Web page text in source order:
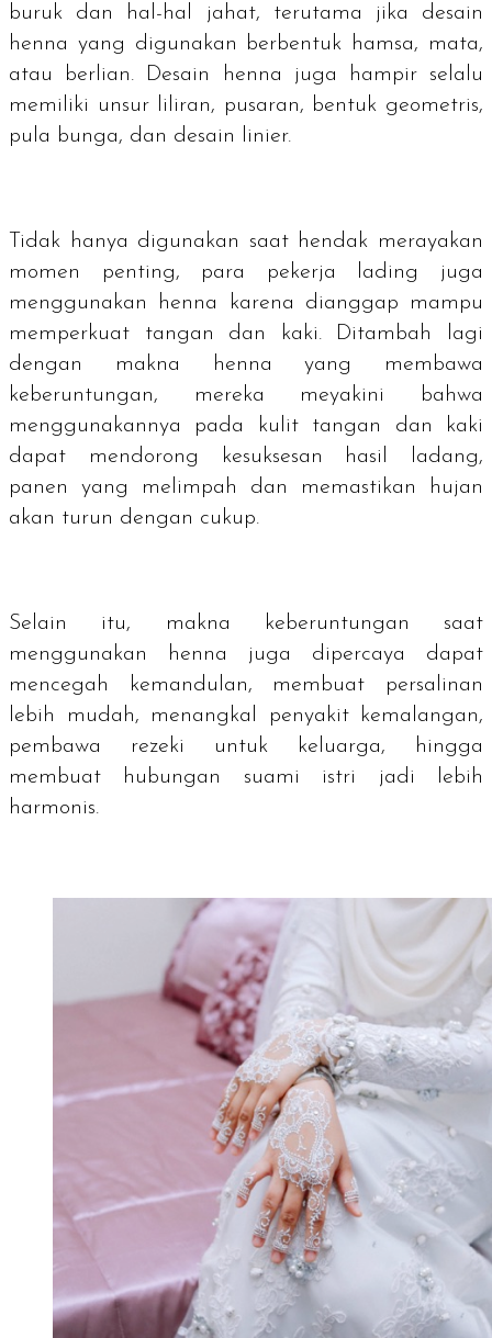
buruk dan hal-hal jahat, terutama jika desain
henna yang digunakan berbentuk hamsa, mata,
atau berlian. Desain henna juga hampir selalu
memiliki unsur liliran, pusaran, bentuk geometris,
pula bunga, dan desain linier.
Tidak hanya digunakan saat hendak merayakan
momen penting, para pekerja lading juga
menggunakan henna karena dianggap mampu
memperkuat tangan dan kaki. Ditambah lagi
dengan makna henna yang membawa
keberuntungan, mereka meyakini bahwa
menggunakannya pada kulit tangan dan kaki
dapat mendorong kesuksesan hasil ladang,
panen yang melimpah dan memastikan hujan
akan turun dengan cukup.
Selain itu, makna keberuntungan saat
menggunakan henna juga dipercaya dapat
mencegah kemandulan, membuat persalinan
lebih mudah, menangkal penyakit kemalangan,
pembawa rezeki untuk keluarga, hingga
membuat hubungan suami istri jadi lebih
harmonis.